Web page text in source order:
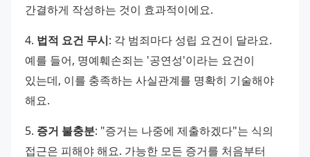
간결하게 작성하는 것이 효과적이에요.
4. 법적 요건 무시: 각 범죄마다 성립 요건이 달라요.
예를 들어, 명예훼손죄는 '공연성'이라는 요건이
있는데, 이를 충족하는 사실관계를 명확히 기술해야
해요.
5. 증거 불충분: "증거는 나중에 제출하겠다"는 식의
접근은 피해야 해요. 가능한 모든 증거를 처음부터